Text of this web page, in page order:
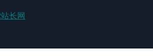
长网